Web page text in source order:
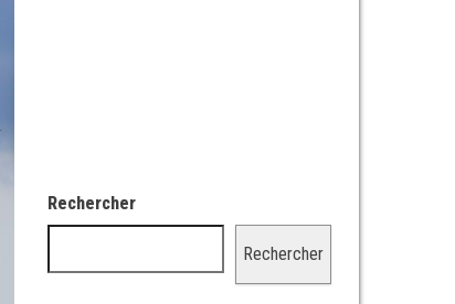
Rechercher
Rechercher